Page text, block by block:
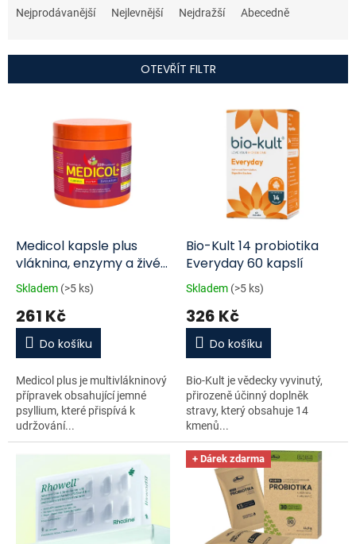
a
í
Nejprodávanější Nejlevnější Nejdražší Abecedně
OTEVŘÍT FILTR
d
u
Medicol kapsle plus
vláknina, enzymy a živé
kultury 220 kapslí
Skladem (>5 ks)
261 Kč
Do košíku
Medicol plus je multivlákninový
přípravek obsahující jemné
psyllium, které přispívá k
udržování...
Bio-Kult 14 probiotika
Everyday 60 kapslí
Skladem (>5 ks)
326 Kč
Do košíku
Bio-Kult je vědecky vyvinutý,
přirozeně účinný doplněk
stravy, který obsahuje 14
kmenů...
+ Dárek zdarma